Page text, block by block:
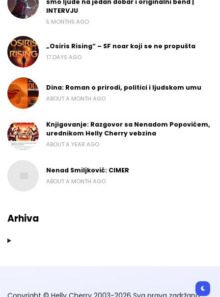
smo ljude na jedan dobar i originalni bend |
INTERVJU
5 MONTHS AGO
„Osiris Rising“ – SF noar koji se ne propušta
17 DAYS AGO
Dina: Roman o prirodi, politici i ljudskom umu
ABOUT A MONTH AGO
Knjigovanje: Razgovor sa Nenadom Popovićem,
urednikom Helly Cherry vebzina
ABOUT A YEAR AGO
Nenad Smiljković: CIMER
ABOUT A MONTH AGO
Arhiva